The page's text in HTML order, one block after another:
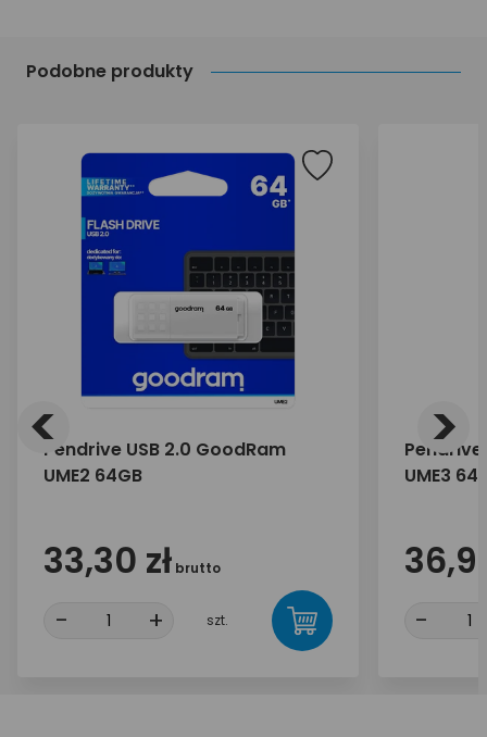
Podobne produkty
Pendrive USB 2.0 GoodRam
UME2 64GB
33,30 zł brutto
- + szt.
Pendrive
UME3
-
< >